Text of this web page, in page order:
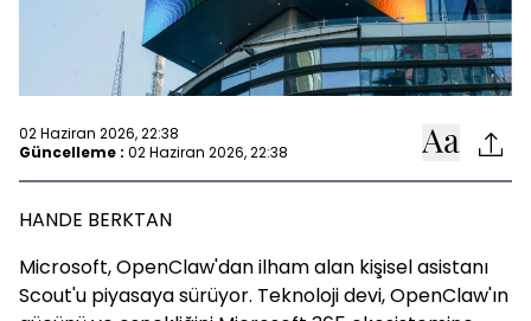
02 Haziran 2026, 22:38
Güncelleme : 02 Haziran 2026, 22:38
HANDE BERKTAN
Microsoft, OpenClaw'dan ilham alan kişisel asistanı
Scout'u piyasaya sürüyor. Teknoloji devi, OpenClaw'ın